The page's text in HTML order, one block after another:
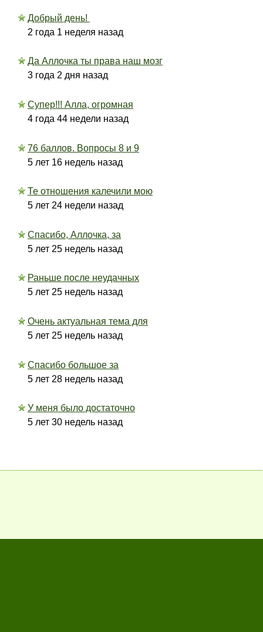
Добрый день!
2 года 1 неделя назад
Да Аллочка ты права наш мозг
3 года 2 дня назад
Супер!!! Алла, огромная
4 года 44 недели назад
76 баллов. Вопросы 8 и 9
5 лет 16 недель назад
Те отношения калечили мою
5 лет 24 недели назад
Спасибо, Аллочка, за
5 лет 25 недель назад
Раньше после неудачных
5 лет 25 недель назад
Очень актуальная тема для
5 лет 25 недель назад
Спасибо большое за
5 лет 28 недель назад
У меня было достаточно
5 лет 30 недель назад